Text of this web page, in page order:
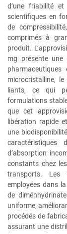
d’une friabilité
scientifiques en
de
comprimés à
produit.
mg présente une
microcristalline,
liants, ce qui
formulations
que cet
libération rapide
une
caractéristiques
d’absorption
constants chez
transports. Les
employées dans
de
uniforme,
procédés de
assurant une